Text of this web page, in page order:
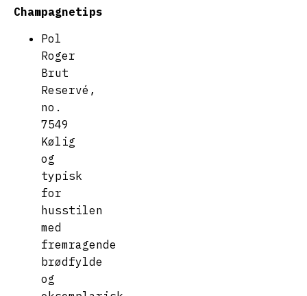
Champagnetips
Pol
Roger
Brut
Reservé,
no.
7549
Kølig
og
typisk
for
husstilen
med
fremragende
brødfylde
og